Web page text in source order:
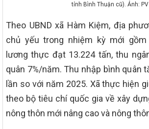
tỉnh Bình Thuận cũ). Ảnh: PV
Theo UBND xã Hàm Kiệm, địa
chủ yếu trong nhiệm kỳ mới
lương thực đạt 13.224 tấn, thu
quân 7%/năm. Thu nhập bình quân
lần so với năm 2025. Xã thực hiện
theo bộ tiêu chí quốc gia về xây
nông thôn mới nâng cao và nông